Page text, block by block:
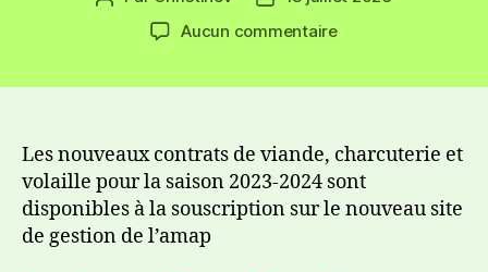
Aucun commentaire
Les nouveaux contrats de viande, charcuterie et
volaille pour la saison 2023-2024 sont
disponibles à la souscription sur le nouveau site
de gestion de l’amap